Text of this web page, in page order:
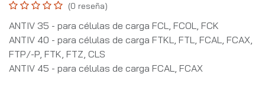
(0 reseña)
ANTIV 35 - para células de carga FCL, FCOL, FCK
ANTIV 40 - para células de carga FTKL, FTL, FCAL, FCAX,
FTP/-P, FTK, FTZ, CLS
ANTIV 45 - para células de carga FCAL, FCAX